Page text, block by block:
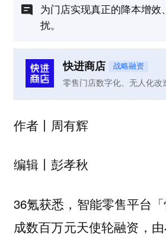
为门店实现真正的降本增效
扰。
快进商店 战略融资
零售门店数字化、无人化改
作者丨周有辉
编辑丨彭孝秋
36氪获悉，智能零售平台
成数百万元天使轮融资，